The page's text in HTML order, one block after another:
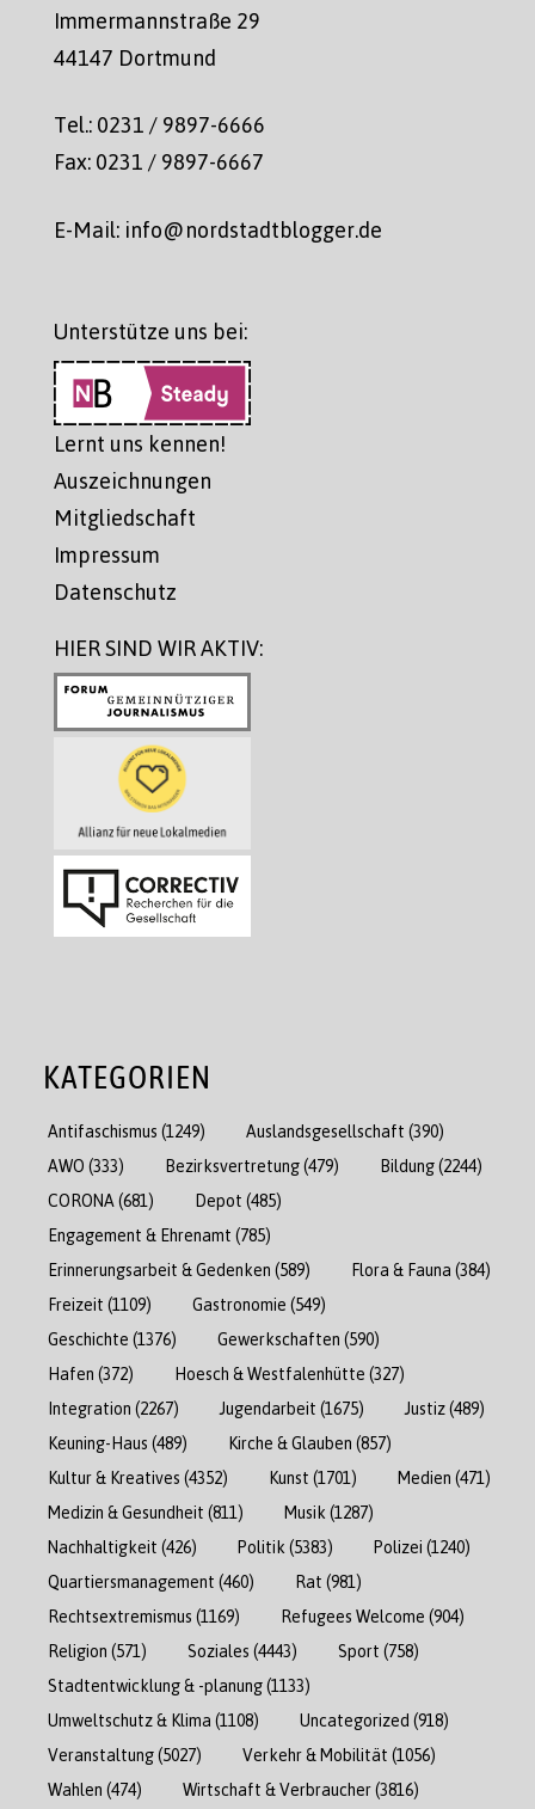
Immermannstraße 29
44147 Dortmund
Tel.: 0231 / 9897-6666
Fax: 0231 / 9897-6667
E-Mail: info@nordstadtblogger.de
Unterstütze uns bei:
Lernt uns kennen!
Auszeichnungen
Mitgliedschaft
Impressum
Datenschutz
HIER SIND WIR AKTIV:
KATEGORIEN
Antifaschismus (1249) Auslandsgesellschaft (390)
AWO (333) Bezirksvertretung(479) Bildung(2244)
CORONA (681) Depot (485)
Engagement & Ehrenamt (785)
Erinnerungsarbeit & Gedenken (589) Flora & Fauna (384)
Freizeit (1109) Gastronomie (549)
Geschichte (1376) Gewerkschaften (590)
Hafen (372) Hoesch & Westfalenhütte (327)
Integration (2267) Jugendarbeit (1675) Justiz(489)
Keuning-Haus (489) Kirche & Glauben (857)
Kultur & Kreatives (4352) Kunst (1701) Medien (471)
Medizin & Gesundheit (811) Musik (1287)
Nachhaltigkeit (426) Politik (5383) Polizei (1240)
Quartiersmanagement (460) Rat (981)
Rechtsextremismus (1169) Refugees Welcome (904)
Religion (571) Soziales (4443) Sport (758)
Stadtentwicklung & -planung(1133)
Umweltschutz & Klima (1108) Uncategorized (918)
Veranstaltung(5027) Verkehr & Mobilität (1056)
Wahlen (474) Wirtschaft & Verbraucher(3816)